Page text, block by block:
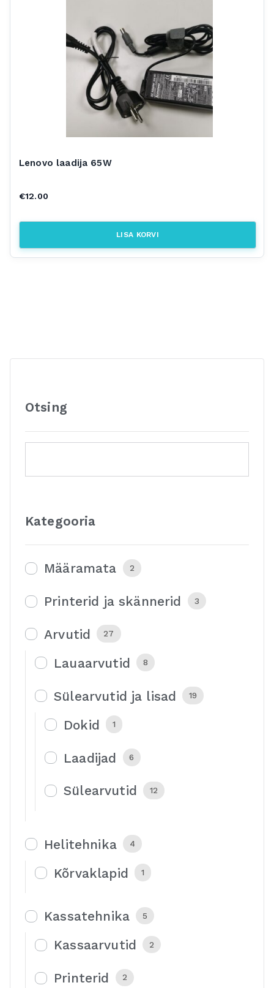
Lenovo laadija 65W
€12.00
LISA KORVI
Otsing
Kategooria
Määramata 2
Printerid ja skännerid 3
Arvutid 27
Lauaarvutid 8
Sülearvutid ja lisad 19
Dokid 1
Laadijad 6
Sülearvutid 12
Helitehnika 4
Kõrvaklapid 1
Kassatehnika 5
Kassaarvutid 2
Printerid 2